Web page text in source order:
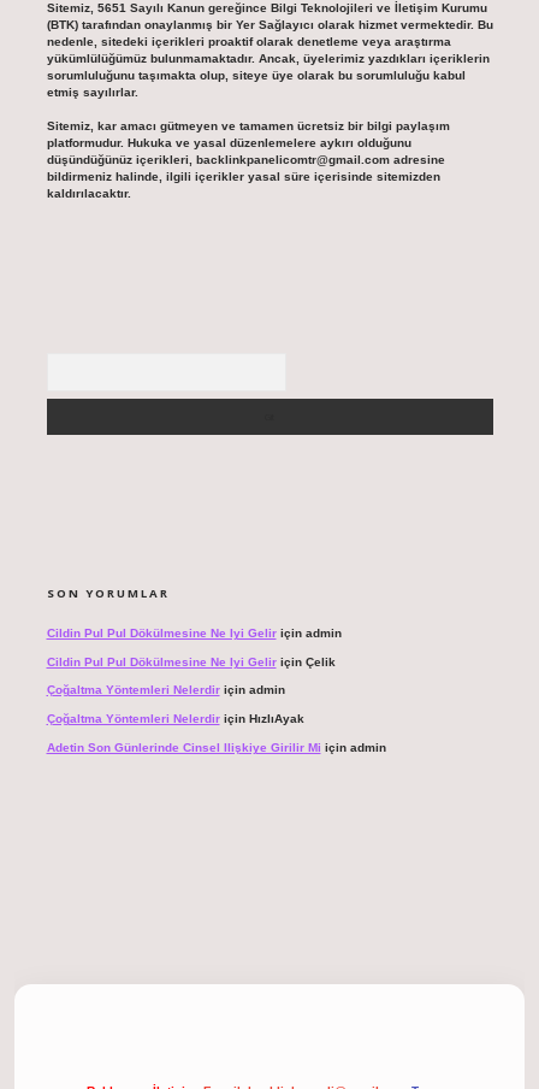
Sitemiz, 5651 Sayılı Kanun gereğince Bilgi Teknolojileri ve İletişim Kurumu
(BTK) tarafından onaylanmış bir Yer Sağlayıcı olarak hizmet vermektedir. Bu
nedenle, sitedeki içerikleri proaktif olarak denetleme veya araştırma
yükümlülüğümüz bulunmamaktadır. Ancak, üyelerimiz yazdıkları içeriklerin
sorumluluğunu taşımakta olup, siteye üye olarak bu sorumluluğu kabul
etmiş sayılırlar.
Sitemiz, kar amacı gütmeyen ve tamamen ücretsiz bir bilgi paylaşım
platformudur. Hukuka ve yasal düzenlemelere aykırı olduğunu
düşündüğünüz içerikleri, backlinkpanelicomtr@gmail.comadresine
bildirmeniz halinde, ilgili içerikler yasal süre içerisinde sitemizden
kaldırılacaktır.
SON YORUMLAR
Cildin Pul Pul Dökülmesine Ne Iyi Geliriçin admin
Cildin Pul Pul Dökülmesine Ne Iyi Geliriçin Çelik
Çoğaltma Yöntemleri Nelerdiriçin admin
Çoğaltma Yöntemleri Nelerdiriçin HızlıAyak
Adetin Son Günlerinde Cinsel Ilişkiye Girilir Mi için admin